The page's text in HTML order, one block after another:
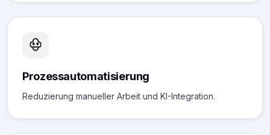
Prozessautomatisierung
Reduzierung manueller Arbeit und KI-Integration.